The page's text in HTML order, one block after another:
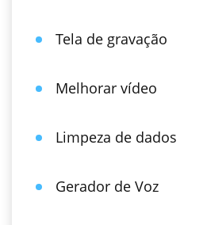
Tela de gravação
Melhorar vídeo
Limpeza de dados
Gerador de Voz